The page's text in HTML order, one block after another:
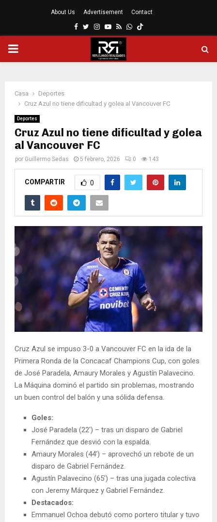
About Us Advertisement Contact
Facebook
Twitter
Instagram
Youtube
RssWhatsapp
MENÚ
Casa
Deportes
Cruz Azul no tiene dificultad y golea al Vancouver FC
Deportes
Cruz Azul no tiene dificultad y golea
al Vancouver FC
por Guillermo Sedas 5 febrero, 2026 0 143
COMPARTIR 0
Cruz Azul se impuso 3-0 a Vancouver FC en la ida de la
Primera Ronda de la Concacaf Champions Cup, con goles
de José Paradela, Amaury Morales y Agustín Palavecino.
La Máquina dominó el partido sin problemas, mostrando
un buen control del balón y una sólida defensa.
Goles:
José Paradela (22′) – tras un disparo de Gabriel
Fernández que desvió con la espalda.
Amaury Morales (44′) – aprovechó un rebote de un
disparo de Gabriel Fernández.
Agustín Palavecino (65′) – tras una jugada colectiva
con Jeremy Márquez y Gabriel Fernández.
Destacados:
Emmanuel Ochoa debutó como portero titular y tuvo